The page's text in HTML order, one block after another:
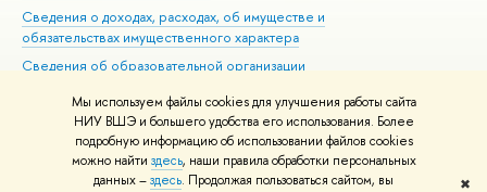
Мы используем файлы cookies для улучшения работы сайта
НИУ ВШЭ и большего удобства его использования. Более
подробную информацию об использовании файлов cookies
можно найти здесь, наши правила обработки персональных
данных –здесь. Продолжая пользоваться сайтом, вы
✖
Сведения о доходах, расходах, об имуществе и
обязательствах имущественного характера
Сведения об образовательной организации
Людям с ограниченными возможностями здоровья
Единая платежная страница
Работа в Вышке